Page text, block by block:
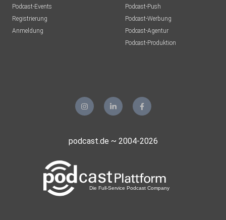
Podcast-Events
Registrierung
Anmeldung
Podcast-Push
Podcast-Werbung
Podcast-Agentur
Podcast-Produktion
podcast.de ~ 2004-2026